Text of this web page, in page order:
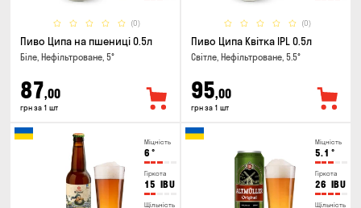
(0)
Пиво Ципа на пшениці 0.5л
Біле, Нефільтроване, 5°
87,00
грн за 1 шт
(0)
Пиво Ципа Квітка IPL 0.5л
Світле, Нефільтроване, 5.5°
95,00
грн за 1 шт
Міцність
6 °
Гіркота
15 IBU
Щільність
Міцність
5.1 °
Гіркота
26 IBU
Щільність